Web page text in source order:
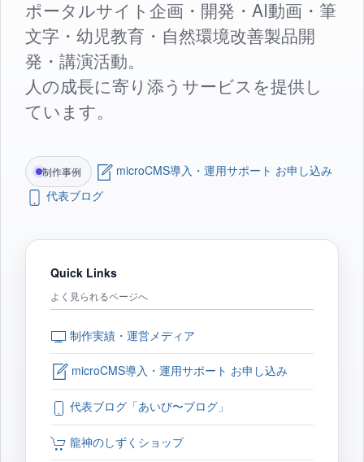
ポータルサイト企画・開発・AI動画・筆
文字・幼児教育・自然環境改善製品開
発・講演活動。
人の成長に寄り添うサービスを提供し
ています。
制作事例
microCMS導入・運用サポート お申し込み
代表ブログ
Quick Links
よく見られるページへ
制作実績・運営メディア
microCMS導入・運用サポート お申し込み
代表ブログ「あいび〜ブログ」
龍神のしずくショップ